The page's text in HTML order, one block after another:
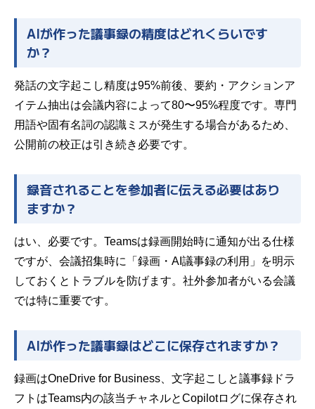
AIが作った議事録の精度はどれくらいです
か？
発話の文字起こし精度は95%前後、要約・アクションア
イテム抽出は会議内容によって80〜95%程度です。専門
用語や固有名詞の認識ミスが発生する場合があるため、
公開前の校正は引き続き必要です。
録音されることを参加者に伝える必要はあり
ますか？
はい、必要です。Teamsは録画開始時に通知が出る仕様
ですが、会議招集時に「録画・AI議事録の利用」を明示
しておくとトラブルを防げます。社外参加者がいる会議
では特に重要です。
AIが作った議事録はどこに保存されますか？
録画はOneDrive for Business、文字起こしと議事録ドラ
フトはTeams内の該当チャネルとCopilotログに保存され